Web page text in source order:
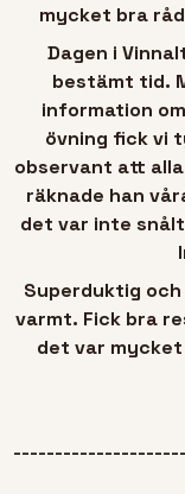
mycket bra
Dagen i
bestämt tid.
information
övning fick vi
observant att
räknade han
det var inte
Superduktig
varmt. Fick bra
det var mycket